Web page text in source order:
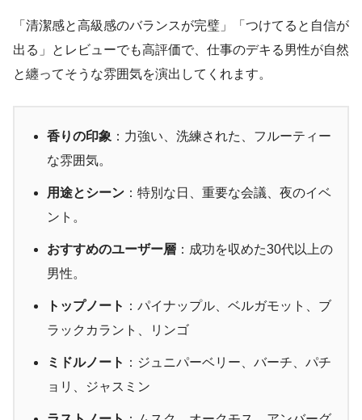
「清潔感と高級感のバランスが完璧」「つけてると自信が
出る」とレビューでも高評価で、仕事のデキる男性が自然
と纏ってそうな雰囲気を演出してくれます。
香りの印象 ：力強い、洗練された、フルーティー
な雰囲気。
用途とシーン ：特別な日、重要な会議、夜のイベ
ント。
おすすめのユーザー層 ：成功を収めた30代以上の
男性。
トップノート ：パイナップル、ベルガモット、ブ
ラックカラント、リンゴ
ミドルノート ：ジュニパーベリー、バーチ、パチ
ョリ、ジャスミン